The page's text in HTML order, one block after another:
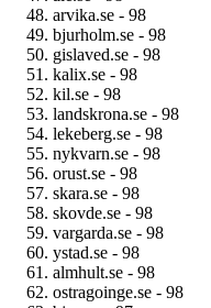
arvika.se - 98
bjurholm.se - 98
gislaved.se - 98
kalix.se - 98
kil.se - 98
landskrona.se - 98
lekeberg.se - 98
nykvarn.se - 98
orust.se - 98
skara.se - 98
skovde.se - 98
vargarda.se - 98
ystad.se - 98
almhult.se - 98
ostragoinge.se - 98